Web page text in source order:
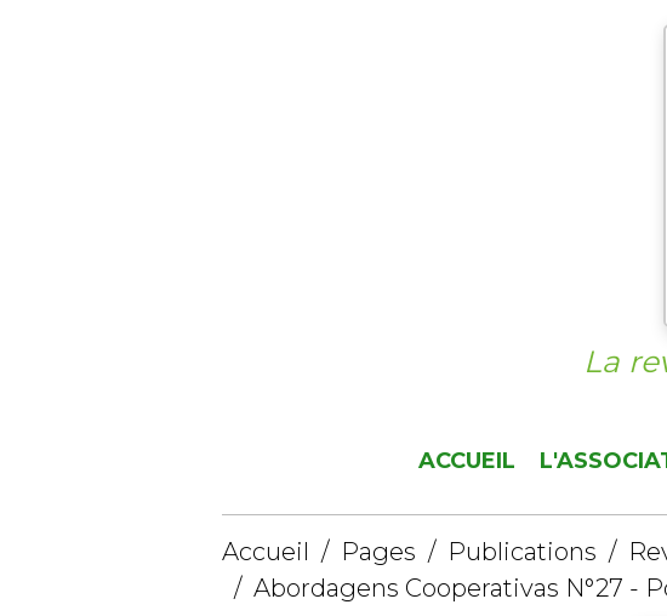
La
ACCUEIL
Accueil Pages Publications
Abordagens Cooperativas N°27 -